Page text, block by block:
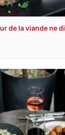
de la viande ne